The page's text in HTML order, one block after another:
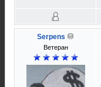
Serpens
Ветеран